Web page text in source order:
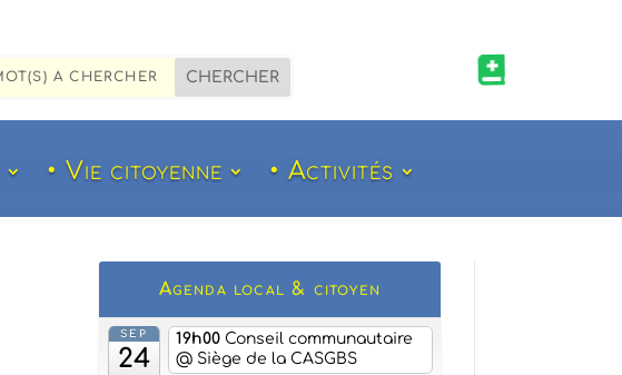

• Vie citoyenne • Activités
Agenda local & citoyen
SEP
24
19h00 Conseil communautaire
@ Siège de la CASGBS